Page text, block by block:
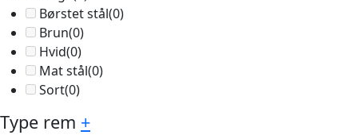
Børstet stål(0)
Brun(0)
Hvid(0)
Mat stål(0)
Sort(0)
Type rem +